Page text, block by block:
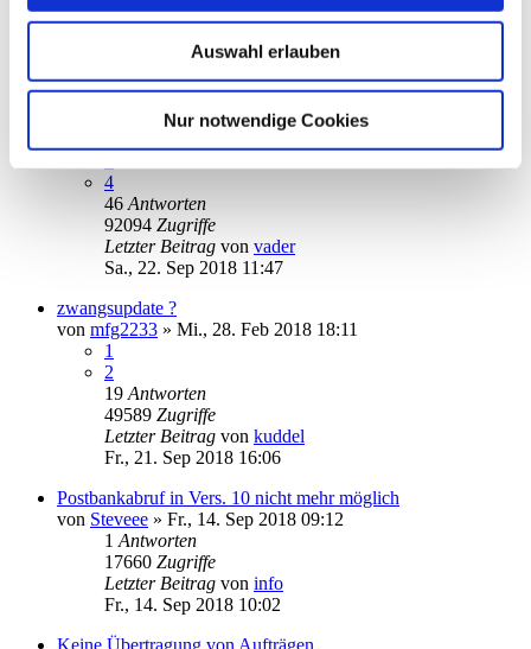
Auswahl erlauben
Nur notwendige Cookies
Letzter Beitragvonaudiolet
Gibt es keine manuellen Updates mehr für SM 10?
vonDiablo»Mo., 02. Apr 2018 16:36
4
46 Antworten
92094 Zugriffe
Letzter Beitrag von vader
Sa., 22. Sep 2018 11:47
zwangsupdate ?
von mfg2233 » Mi., 28. Feb 2018 18:11
1
2
19 Antworten
49589 Zugriffe
Letzter Beitrag von kuddel
Fr., 21. Sep 2018 16:06
Postbankabruf in Vers. 10 nicht mehr möglich
von Steveee » Fr., 14. Sep 2018 09:12
1 Antworten
17660 Zugriffe
Letzter Beitrag von info
Fr., 14. Sep 2018 10:02
Keine Übertragung von Aufträgen